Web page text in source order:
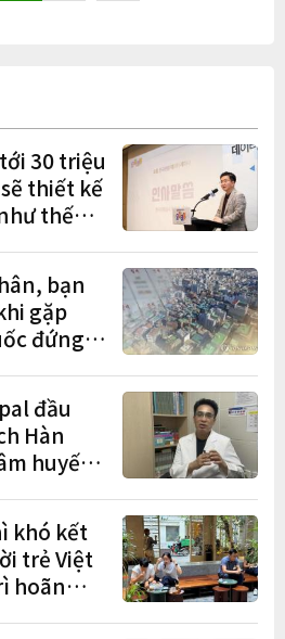
30 triệu
thiết kế
thế
bạn
gặp
đứng
đầu
Hàn
huyết
khó kết
trẻ Việt
hoãn